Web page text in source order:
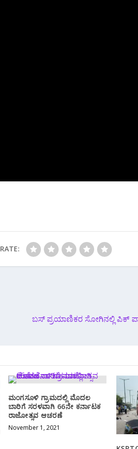
RATE:
ಬಸ್ ಪ್ರಯಾಣಿಕರ ಸೋಗಿನಲ್ಲಿ ಪಿಕ್
ಮಂಗಸೂಳಿ ಗ್ರಾಮದಲ್ಲಿ ಮೊದಲ
ಬಾರಿಗೆ ಸರಳವಾಗಿ 66ನೇ ಕರ್ನಾಟಕ
ರಾಜೋತ್ಸವ ಆಚರಣೆ
November 1, 2021